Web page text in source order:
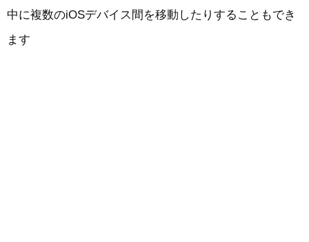
中に複数のiOSデバイス間を移動したりすることもでき
ます